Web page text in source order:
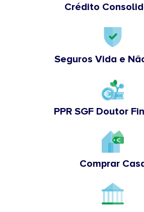
Crédito
Seguros Vida e
PPR SGF Doutor
Comprar